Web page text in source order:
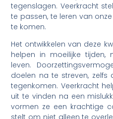
tegenslagen. Veerkracht
te passen, te leren van
te komen.
Het ontwikkelen van deze
helpen in moeilijke
leven.
doelen na te streven, zelfs
tegenkomen. Veerkracht
uit te vinden na een
vormen ze een krachtige